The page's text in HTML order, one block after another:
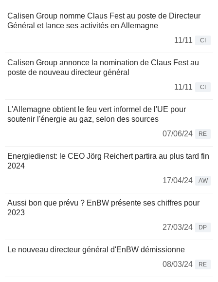
Calisen Group nomme Claus Fest au poste de Directeur
Général et lance ses activités en Allemagne
11/11
CI
Calisen Group annonce la nomination de Claus Fest au
poste de nouveau directeur général
11/11
CI
L'Allemagne obtient le feu vert informel de l'UE pour
soutenir l'énergie au gaz, selon des sources
07/06/24
RE
Energiedienst: le CEO Jörg Reichert partira au plus tard fin
2024
17/04/24
AW
Aussi bon que prévu ? EnBW présente ses chiffres pour
2023
27/03/24
DP
Le nouveau directeur général d'EnBW démissionne
08/03/24
RE